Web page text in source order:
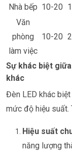
Nhà bếp 10-20
Văn
phòng
làm việc
10-20
Sự khác biệt
khác
Đèn LED khác
mức độ hiệu suất.
Hiệu suất
năng lượng